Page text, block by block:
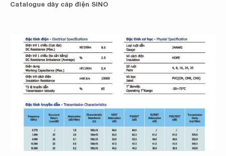
Catalogue dây cáp điện SINO